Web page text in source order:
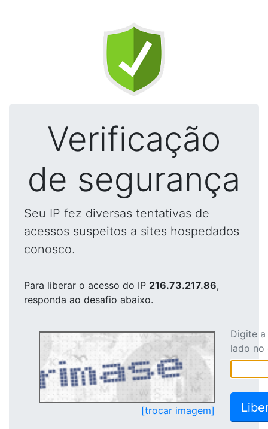
Verificação
de segurança
Seu IP fez diversas tentativas de
acessos suspeitos a sites hospedados
conosco.
Para liberar o acesso do IP 216.73.217.86,
responda ao desafio abaixo.
[trocar imagem]
Digite
lado no